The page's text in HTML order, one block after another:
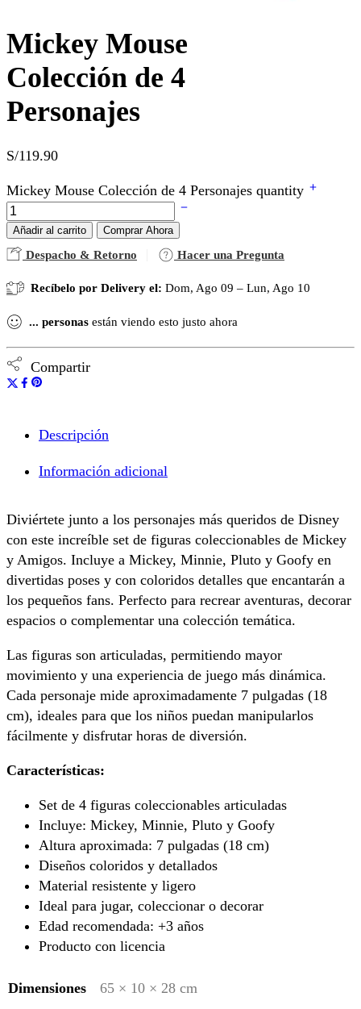
Mickey Mouse
Colección de 4
Personajes
S/119.90
Mickey Mouse Colección de 4 Personajes quantity
Añadir al carrito Comprar Ahora
Despacho & Retorno Hacer una Pregunta
Recíbelo por Delivery el: Dom, Ago 09 – Lun, Ago 10
... personas están viendo esto justo ahora
Compartir
Descripción
Información adicional
Diviértete junto a los personajes más queridos de Disney
con este increíble set de figuras coleccionables de Mickey
y Amigos. Incluye a Mickey, Minnie, Pluto y Goofy en
divertidas poses y con coloridos detalles que encantarán a
los pequeños fans. Perfecto para recrear aventuras, decorar
espacios o complementar una colección temática.
Las figuras son articuladas, permitiendo mayor
movimiento y una experiencia de juego más dinámica.
Cada personaje mide aproximadamente 7 pulgadas (18
cm), ideales para que los niños puedan manipularlos
fácilmente y disfrutar horas de diversión.
Características:
Set de 4 figuras coleccionables articuladas
Incluye: Mickey, Minnie, Pluto y Goofy
Altura aproximada: 7 pulgadas (18 cm)
Diseños coloridos y detallados
Material resistente y ligero
Ideal para jugar, coleccionar o decorar
Edad recomendada: +3 años
Producto con licencia
Dimensiones 65 × 10 × 28 cm